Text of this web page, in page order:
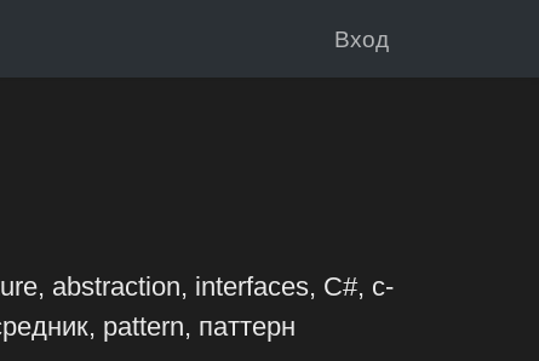
Вход
abstraction, interfaces, C#, c-
pattern, паттерн